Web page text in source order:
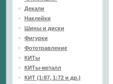
Декали
Наклейки
Шины и диски
Фигурки
Фототравление
КИТы
КИТы-металл
КИТ (1:87, 1:72 и др.)